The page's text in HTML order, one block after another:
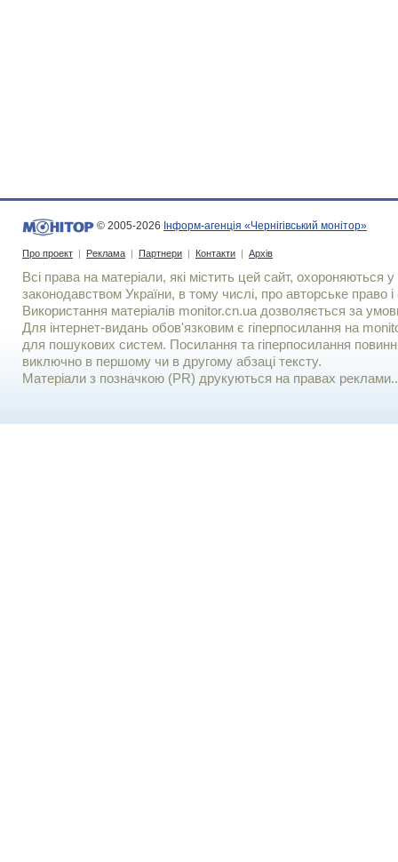
© 2005-2026 Інформ-агенція «Чернігівський монітор»
Про проект | Реклама | Партнери | Контакти | Архів
Всі права на матеріали, які містить цей сайт, охороняються у
законодавством України, в тому числі, про авторське право і
Використання матерiалiв monitor.cn.ua дозволяється за
Для iнтернет-видань обов'язковим є гiперпосилання на
для пошукових систем. Посилання та гіперпосилання
виключно в першому чи в другому абзаці тексту.
Матеріали з позначкою (PR) друкуються на правах реклами..